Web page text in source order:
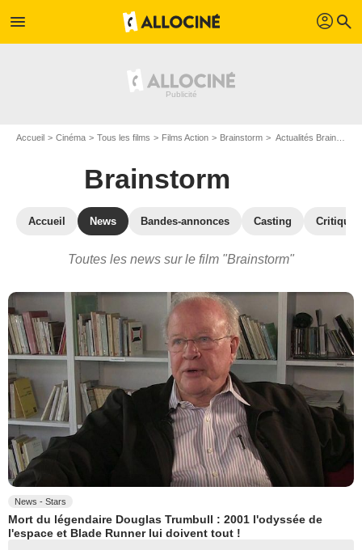
menu profil search
Accueil Cinéma Tous les films Films Action Brainstorm Actualités Brainstorm
Brainstorm
Accueil News Bandes-annonces Casting
Toutes les news sur le film "Brainstorm"
News - Stars
Mort du légendaire Douglas Trumbull : 2001 l'odyssée de
l'espace et Blade Runner lui doivent tout !